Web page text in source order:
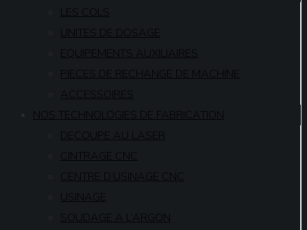
LES COLS
UNITES DE DOSAGE
EQUIPEMENTS AUXILIAIRES
PIECES DE RECHANGE DE MACHINE
ACCESSOIRES
NOS TECHNOLOGIES DE FABRICATION
DECOUPE AU LASER
CINTRAGE CNC
CENTRE D’USINAGE CNC
USINAGE
SOUDAGE A L’ARGON